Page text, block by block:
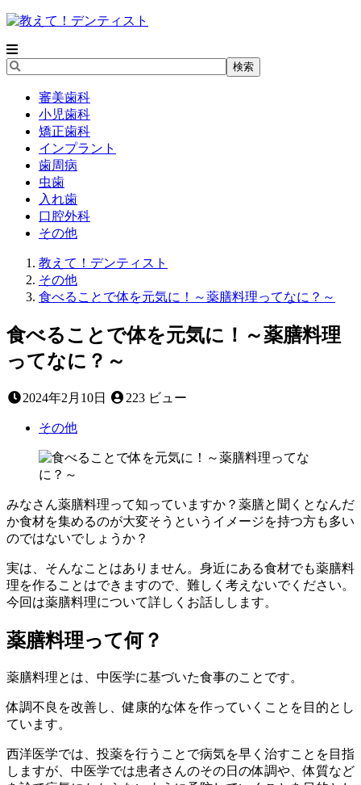
審美歯科
小児歯科
矯正歯科
インプラント
歯周病
虫歯
入れ歯
口腔外科
その他
教えて！デンティスト
その他
食べることで体を元気に！～薬膳料理ってなに？～
食べることで体を元気に！～薬膳料理
ってなに？～
20242024年2月10日 223 ビュー
その他
みなさん薬膳料理って知っていますか？薬膳と聞くとなんだ
か食材を集めるのが大変そうというイメージを持つ方も多い
のではないでしょうか？
実は、そんなことはありません。身近にある食材でも薬膳料
理を作ることはできますので、難しく考えないでください。
今回は薬膳料理について詳しくお話しします。
薬膳料理って何？
薬膳料理とは、中医学に基づいた食事のことです。
体調不良を改善し、健康的な体を作っていくことを目的とし
ています。
西洋医学では、投薬を行うことで病気を早く治すことを目指
しますが、中医学では患者さんのその日の体調や、体質など